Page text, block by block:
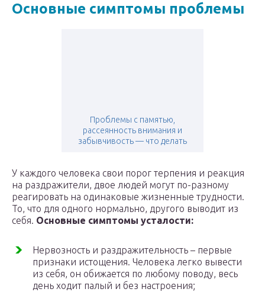
Основные симптомы проблемы
Проблемы с памятью,
рассеянность внимания и
забывчивость — что делать
У каждого человека свои порог терпения и реакция
на раздражители, двое людей могут по-разному
реагировать на одинаковые жизненные трудности.
То, что для одного нормально, другого выводит из
себя. Основные симптомы усталости:
Нервозность и раздражительность – первые
признаки истощения. Человека легко вывести
из себя, он обижается по любому поводу, весь
день ходит палый и без настроения;